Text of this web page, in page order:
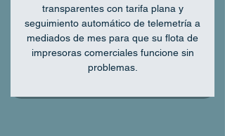
transparentes con tarifa plana y
seguimiento automático de telemetría a
mediados de mes para que su flota de
impresoras comerciales funcione sin
problemas.